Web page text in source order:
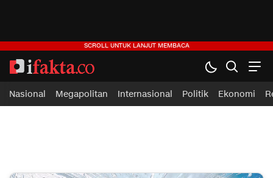
ifakta.co
#pastibenar
Nasional Megapolitan Internasional Politik Ekonomi